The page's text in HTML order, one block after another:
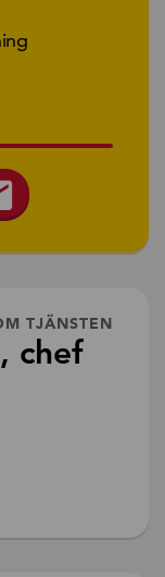
TJÄNSTEN
chef